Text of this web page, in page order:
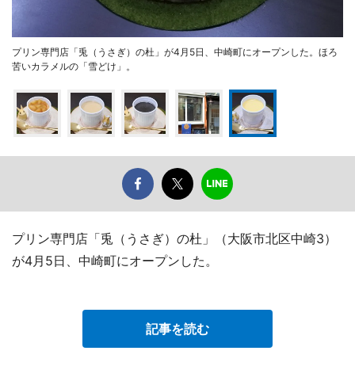
プリン専門店「兎（うさぎ）の杜」が4月5日、中崎町にオープンした。ほろ
苦いカラメルの「雪どけ」。
プリン専門店「兎（うさぎ）の杜」（大阪市北区中崎3）
が4月5日、中崎町にオープンした。
記事を読む